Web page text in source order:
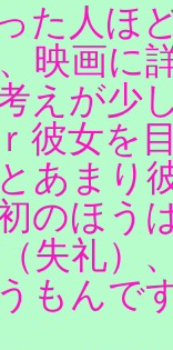
た人ほ
映画に
えが少
彼女を
あまり
のほう
失礼）
もんで